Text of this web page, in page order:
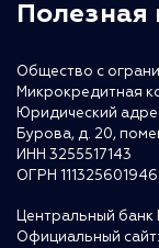
Общество с
Микрокредитная
Юридический
Бурова, д. 20,
ИНН 3255517143
ОГРН
Центральный
Официальный сайт: